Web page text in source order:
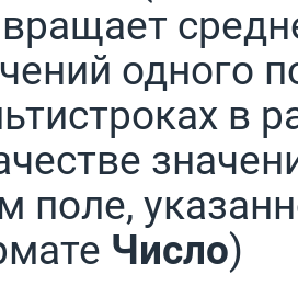
одного
в
поле,
Число)